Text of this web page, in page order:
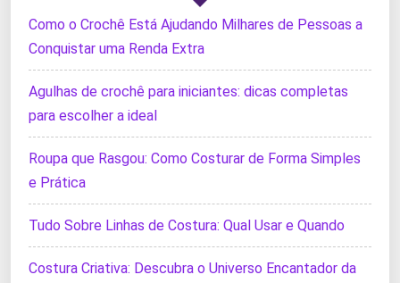
Como o Crochê Está Ajudando Milhares de Pessoas a
Conquistar uma Renda Extra
Agulhas de crochê para iniciantes: dicas completas
para escolher a ideal
Roupa que Rasgou: Como Costurar de Forma Simples
e Prática
Tudo Sobre Linhas de Costura: Qual Usar e Quando
Costura Criativa: Descubra o Universo Encantador da